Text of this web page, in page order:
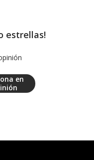
estrellas!
en